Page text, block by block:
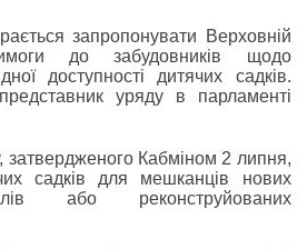
запропонувати Верховній
до забудовників щодо
доступності дитячих садків.
уряду в парламенті
затвердженого Кабміном 2 липня,
садків для мешканців нових
або реконструйованих